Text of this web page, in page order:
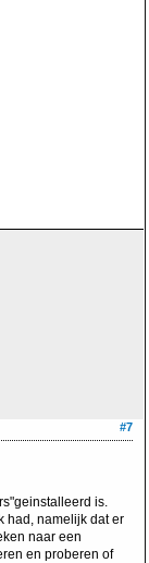
#7
is.
had, namelijk dat er
naar een
en proberen of